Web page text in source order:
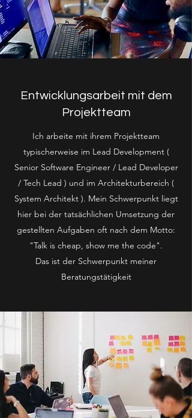
Entwicklungsarbeit mit dem
Projektteam
Ich arbeite mit ihrem Projektteam
typischerweise im Lead Development (
Senior Software Engineer / Lead Developer
/ Tech Lead ) und im Architekturbereich (
System Architekt ). Mein Schwerpunkt liegt
hier bei der tatsächlichen Umsetzung der
gestellten Aufgaben oft nach dem Motto:
"Talk is cheap, show me the code".
Das ist der Schwerpunkt meiner
Beratungstätigkeit